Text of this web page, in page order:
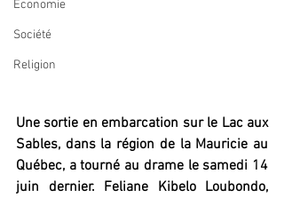
Economie
Société
Religion
Une sortie en embarcation sur le Lac aux
Sables, dans la région de la Mauricie au
Québec, a tourné au drame le samedi 14
juin dernier. Feliane Kibelo Loubondo,